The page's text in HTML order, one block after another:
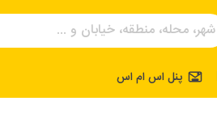
پنل اس ام اس